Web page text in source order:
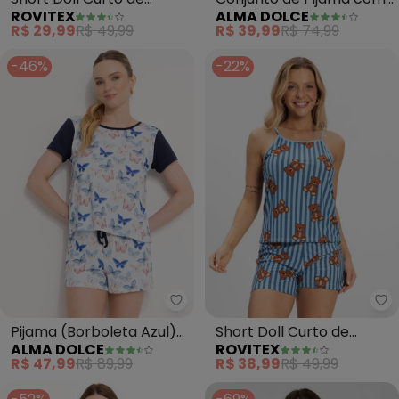
Liganete Bella Ana (Azul)
ROVITEX
R$ 29,99R$ 49,99
Recortes (Azul Claro)
ALMA DOLCE
R$ 39,99R$ 74,99
-46%
Alma Dolce - Pijama
Pijama (Borboleta Azul)
em Malha Suede
ALMA DOLCE
R$ 47,99R$ 89,99
-22%
Short Doll Curto de
Liganete Bella Ana (Azul)
ROVITEX
R$ 38,99R$ 49,99